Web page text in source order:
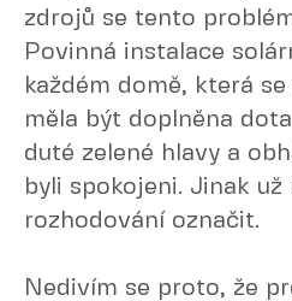
zdrojů se tento
Povinná instalace
každém domě, která
měla být doplněna
duté zelené hlavy a
byli spokojeni. Jinak už
rozhodování označit.
Nedivím se proto, že